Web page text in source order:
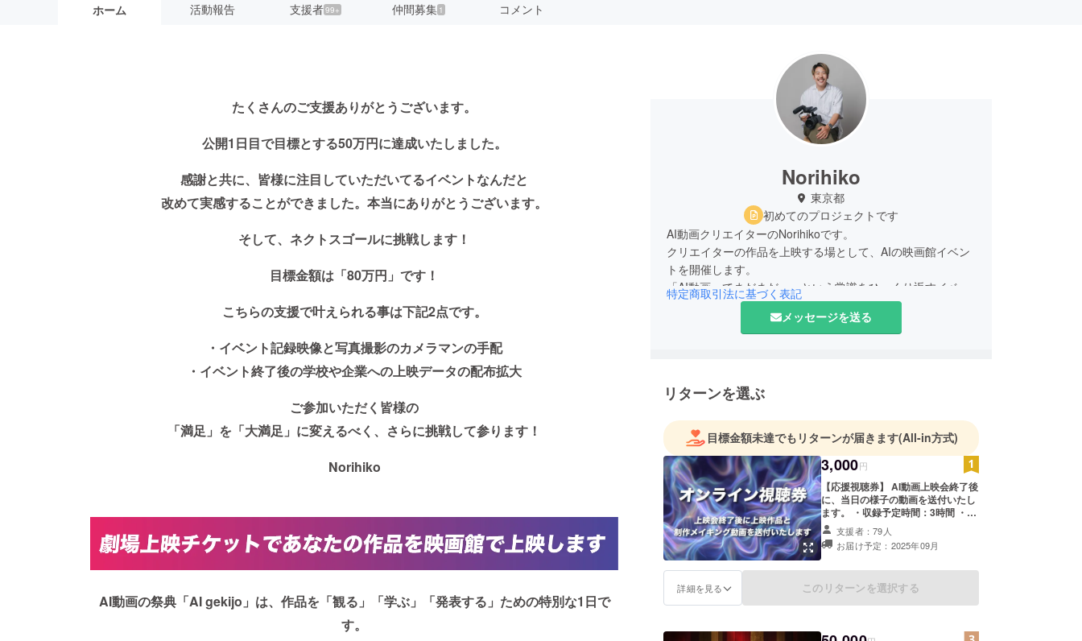
ホーム 活動報告 支援者99+ 仲間募集 1 コメント
たくさんのご支援ありがとうございます。
公開1日目で目標とする50万円に達成いたしました。
感謝と共に、皆様に注目していただいてるイベントなんだと
改めて実感することができました。本当にありがとうございます。
そして、 ネクトスゴールに挑戦します！
目標金額は「80万円」です！
こちらの支援で叶えられる事は下記2点です。
・イベント記録映像と写真撮影のカメラマンの手配
・イベント終了後の学校や企業への上映データの配布拡大
ご参加いただく皆様の
「満足」を「大満足」に変えるべく、さらに挑戦して参ります！
Norihiko
AI動画の祭典「AI gekijo」は、作品を「観る」「学ぶ」「発表する」ための特別な1日で
す。
Norihiko
東京都
初めてのプロジェクトです
AI動画クリエイターのNorihikoです。
クリエイターの作品を上映する場として、AIの映画館イベン
トを開催します。
「AI動画ってまだまだ…」という常識をひっくり返すイベン
トにします！
特定商取引法に基づく表記
メッセージを送る
リターンを選ぶ
目標金額未達でもリターンが届きます(All-in方式)
3,000円
【応援視聴券】 AI動画上映会終了後
に、当日の様子の動画を送付いたし
ます。 ・収録予定時間：3時間 ・提
供方法：メールにURLを記載しま
す。支援者：79人
お届け予定：2025年09月
詳細を見る このリターンを選択する